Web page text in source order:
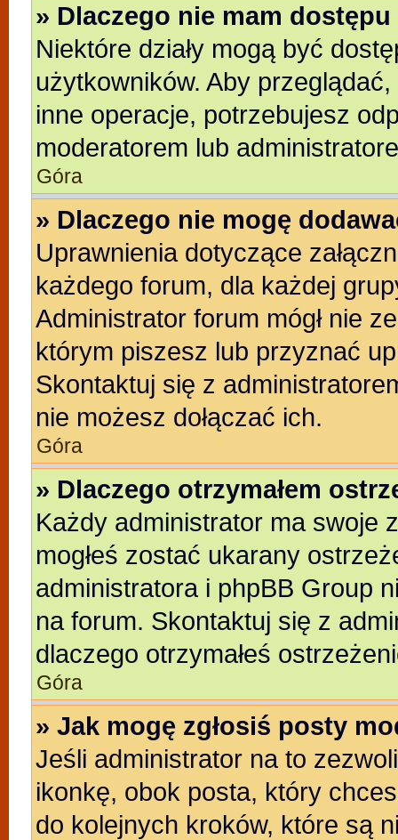
» Dlaczego nie mam dostępu
Niektóre działy mogą być
użytkowników. Aby
inne operacje, potrzebujesz
moderatorem lub
Góra
» Dlaczego nie mogę
Uprawnienia dotyczące
każdego forum, dla każdej
Administrator forum mógł nie
którym piszesz lub przyznać
Skontaktuj się z
nie możesz dołączać ich.
Góra
» Dlaczego otrzymałem
Każdy administrator ma swoje
mogłeś zostać ukarany
administratora i phpBB Group
na forum. Skontaktuj się z
dlaczego otrzymałeś
Góra
» Jak mogę zgłosiś posty
Jeśli administrator na to
ikonkę, obok posta, który
do kolejnych kroków, które są